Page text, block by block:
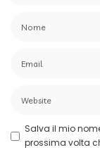
Salva il mio
prossima volta